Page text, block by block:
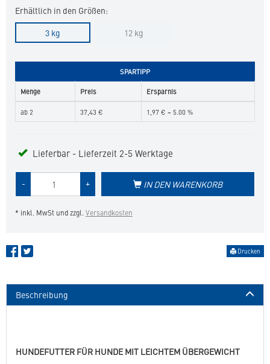
Erhältlich in den Größen:
3 kg
12 kg
SPARTIPP
Menge Preis Ersparnis
ab 2 37,43 € 1,97 € = 5.00 %
Lieferbar - Lieferzeit 2-5 Werktage
+
- IN DEN WARENKORB
* inkl. MwSt und zzgl.Versandkosten
Drucken
Beschreibung
HUNDEFUTTER FÜR HUNDE MIT LEICHTEM ÜBERGEWICHT